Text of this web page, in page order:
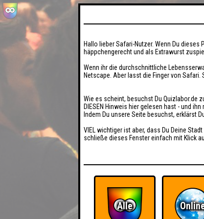
Hallo lieber Safari-Nutzer. Wenn Du
häppchengerecht und als Extrawurst
Wenn ihr die durchschnittliche
Netscape. Aber lasst die Finger von
Wie es scheint, besuchst Du Quizlabor.de
DIESEN Hinweis hier gelesen hast - und
Indem Du unsere Seite besuchst, erklärst
VIEL wichtiger ist aber, dass Du Deine
schließe dieses Fenster einfach mit Klick
Alle